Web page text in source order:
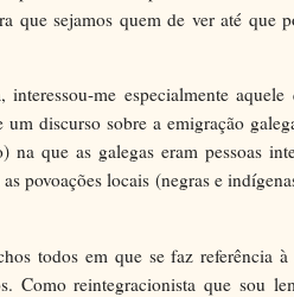
que sejamos quem de ver até que
me especialmente aquele
discurso sobre a emigração
que as galegas eram pessoas
povoações locais (negras e
todos em que se faz referência
reintegracionista que sou